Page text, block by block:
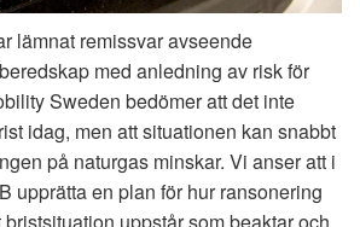
lämnat remissvar avseende
med anledning av risk för
Sweden bedömer att det inte
idag, men att situationen kan snabbt
på naturgas minskar. Vi anser att i
upprätta en plan för hur ransonering